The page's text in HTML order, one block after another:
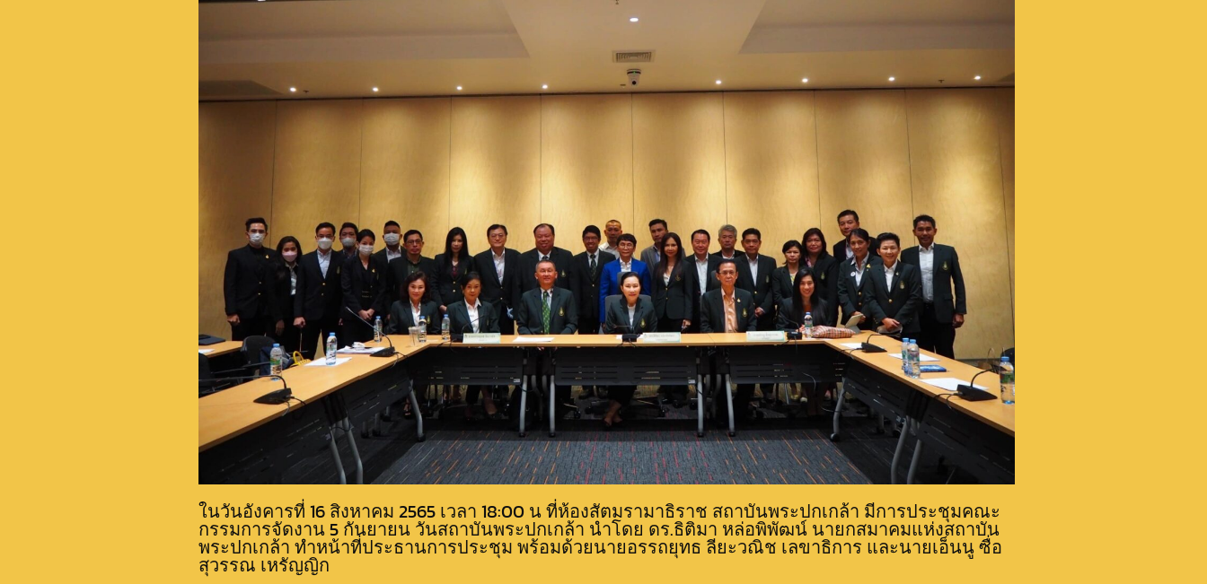
ในวันอังคารที่ 16 สิงหาคม 2565 เวลา 18:00 น ที่ห้องสัตมรามาธิราช สถาบันพระปกเกล้า มีการประชุมคณะ
กรรมการจัดงาน 5 กันยายน วันสถาบันพระปกเกล้า นำโดย ดร.ธิติมา หล่อพิพัฒน์ นายกสมาคมแห่งสถาบัน
พระปกเกล้า ทำหน้าที่ประธานการประชุม พร้อมด้วยนายอรรถยุทธ ลียะวณิช เลขาธิการ และนายเอ็นนู ซื่อ
สุวรรณ เหรัญญิก